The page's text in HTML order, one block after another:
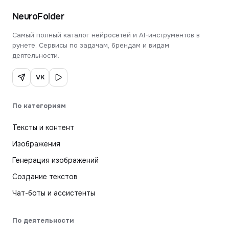
NeuroFolder
Самый полный каталог нейросетей и AI-инструментов в
рунете. Сервисы по задачам, брендам и видам
деятельности.
VK
По категориям
Тексты и контент
Изображения
Генерация изображений
Создание текстов
Чат-боты и ассистенты
По деятельности